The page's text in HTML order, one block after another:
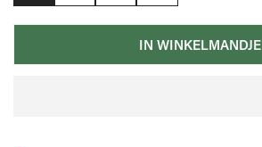
IN WINKELMANDJE